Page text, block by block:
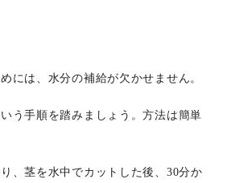
には、水分の補給が欠かせません。
う手順を踏みましょう。方法は簡単
、茎を水中でカットした後、30分か